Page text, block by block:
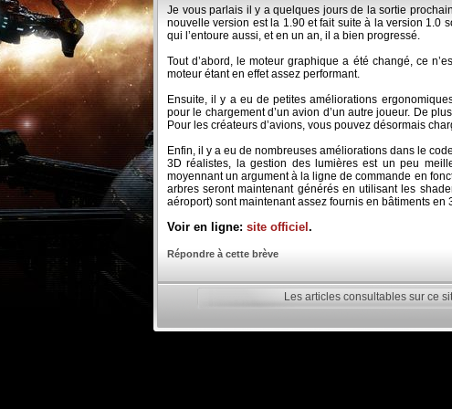
Je vous parlais il y a quelques jours de la sortie
nouvelle version est la 1.90 et fait suite à la version 1.0
qui l’entoure aussi, et en un an, il a bien progressé.
Tout d’abord, le moteur graphique a été changé, ce
moteur étant en effet assez performant.
Ensuite, il y a eu de petites améliorations
pour le chargement d’un avion d’un autre joueur. De
Pour les créateurs d’avions, vous pouvez désormais
Enfin, il y a eu de nombreuses améliorations dans le
3D réalistes, la gestion des lumières est un peu
moyennant un argument à la ligne de commande en
arbres seront maintenant générés en utilisant les
aéroport) sont maintenant assez fournis en bâtiments en
Voir en ligne: site officiel .
Répondre à cette brève
Les articles consultables sur ce